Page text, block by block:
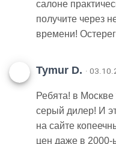
салоне
получите через
времени!
Tymur D. ·
Ребята! в
серый дилер! И
на сайте
цен даже в